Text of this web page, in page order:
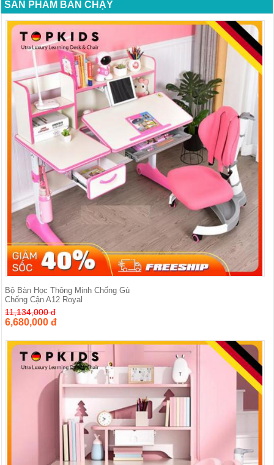
SẢN PHẨM BÁN CHẠY
Bộ Bàn Học Thông Minh Chống Gù
Chống Cận A12 Royal
11,134,000 đ
6,680,000 đ